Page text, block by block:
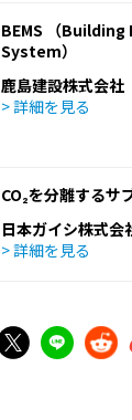
BEMS （
System）
鹿島建設株式会社
> 詳細を見る
CO₂を分離するサ
日本ガイシ株式会
> 詳細を見る